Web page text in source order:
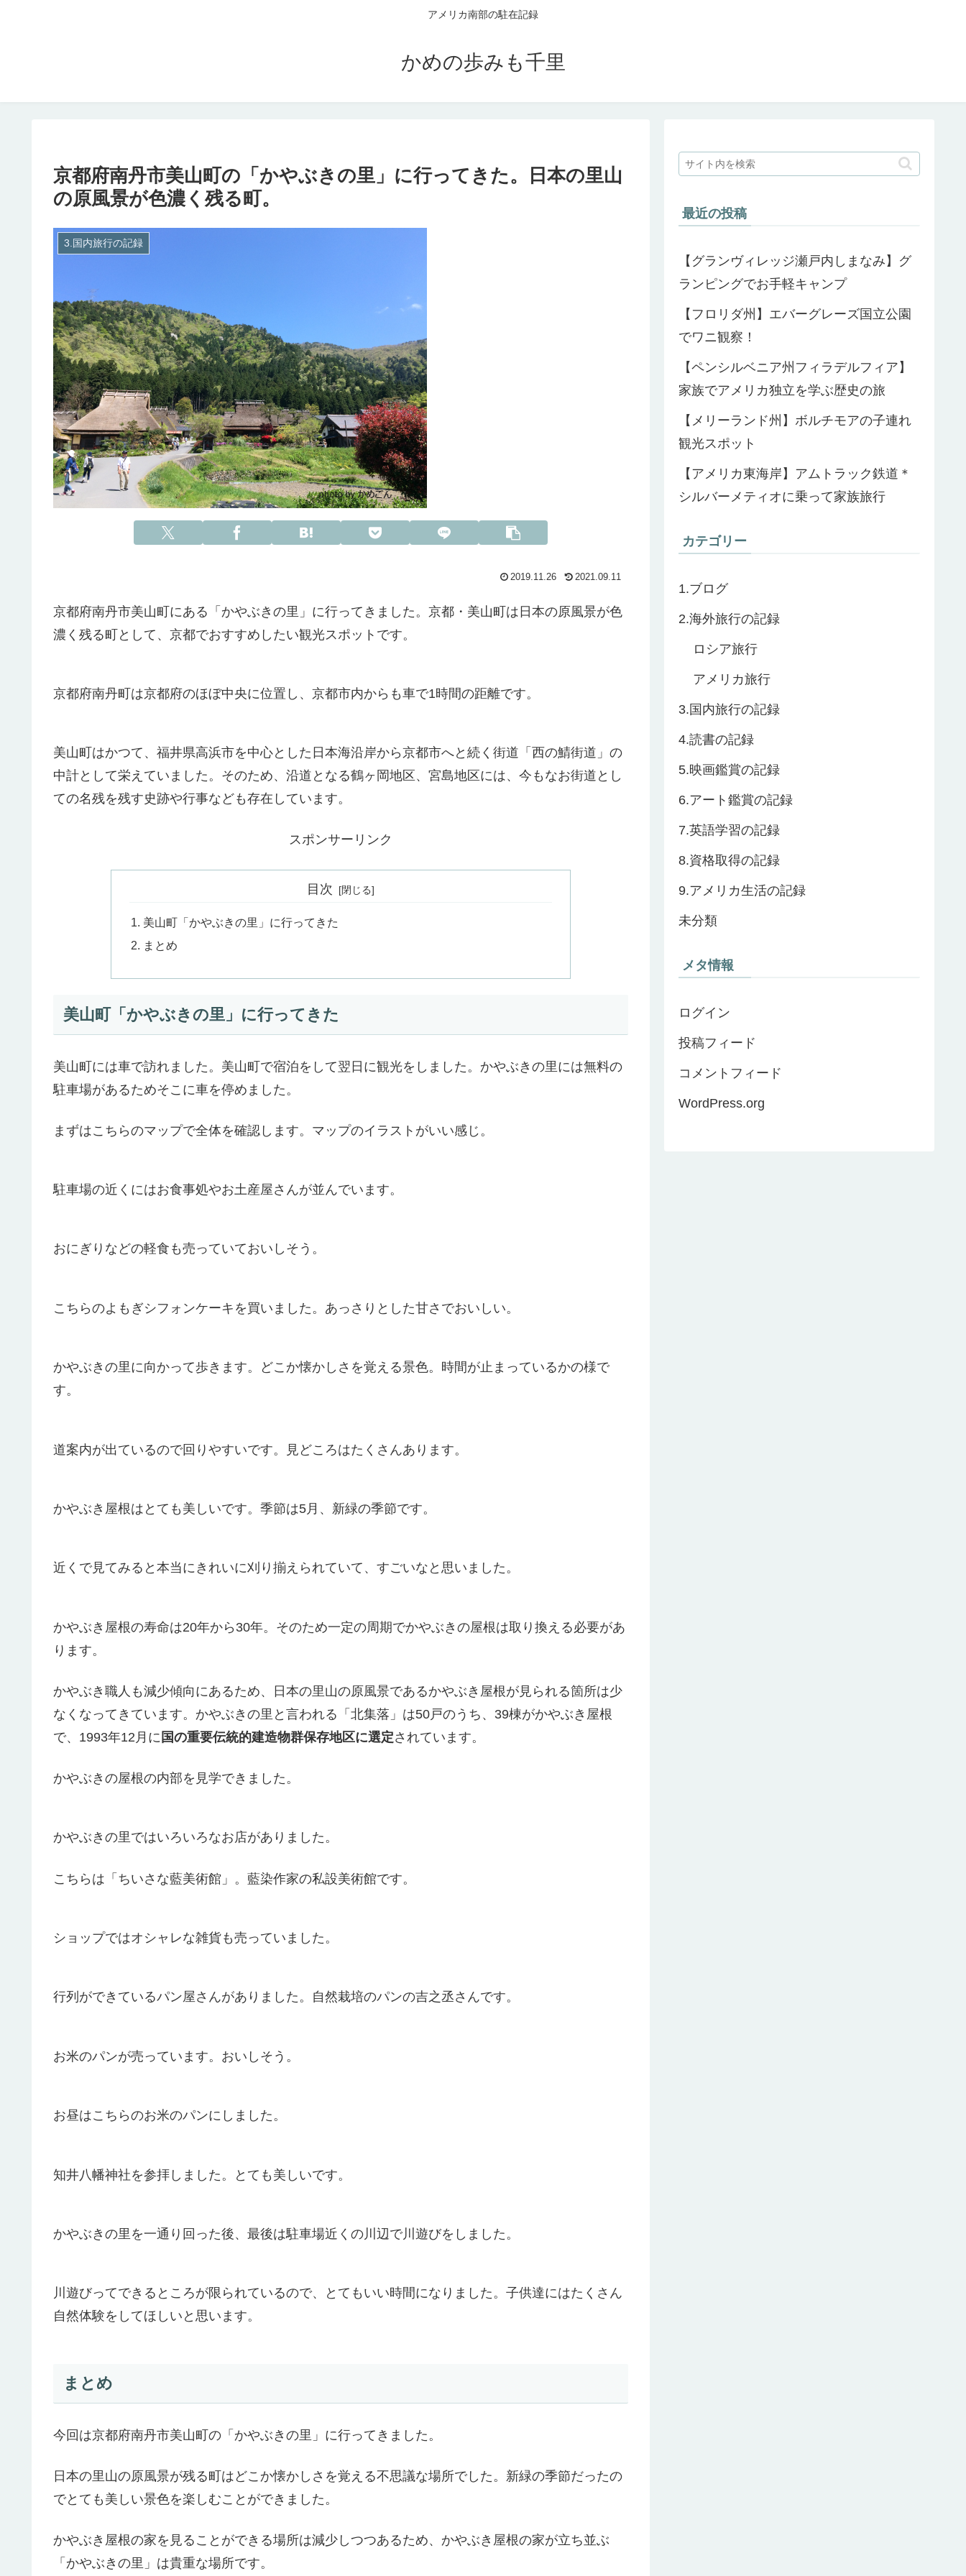
アメリカ南部の駐在記録
かめの歩みも千里
京都府南丹市美山町の「かやぶきの里」に行ってきた。日本の里山
の原風景が色濃く残る町。
3.国内旅行の記録
2019.11.26 2021.09.11
京都府南丹市美山町にある「かやぶきの里」に行ってきました。京都・美山町は日本の原風景が色
濃く残る町として、京都でおすすめしたい観光スポットです。
京都府南丹町は京都府のほぼ中央に位置し、京都市内からも車で1時間の距離です。
美山町はかつて、福井県高浜市を中心とした日本海沿岸から京都市へと続く街道「西の鯖街道」の
中計として栄えていました。そのため、沿道となる鶴ヶ岡地区、宮島地区には、今もなお街道とし
ての名残を残す史跡や行事なども存在しています。
スポンサーリンク
目次
美山町「かやぶきの里」に行ってきた
まとめ
美山町「かやぶきの里」に行ってきた
美山町には車で訪れました。美山町で宿泊をして翌日に観光をしました。かやぶきの里には無料の
駐車場があるためそこに車を停めました。
まずはこちらのマップで全体を確認します。マップのイラストがいい感じ。
駐車場の近くにはお食事処やお土産屋さんが並んでいます。
おにぎりなどの軽食も売っていておいしそう。
こちらのよもぎシフォンケーキを買いました。あっさりとした甘さでおいしい。
かやぶきの里に向かって歩きます。どこか懐かしさを覚える景色。時間が止まっているかの様で
す。
道案内が出ているので回りやすいです。見どころはたくさんあります。
かやぶき屋根はとても美しいです。季節は5月、新緑の季節です。
近くで見てみると本当にきれいに刈り揃えられていて、すごいなと思いました。
かやぶき屋根の寿命は20年から30年。そのため一定の周期でかやぶきの屋根は取り換える必要があ
ります。
かやぶき職人も減少傾向にあるため、日本の里山の原風景であるかやぶき屋根が見られる箇所は少
なくなってきています。かやぶきの里と言われる「北集落」は50戸のうち、39棟がかやぶき屋根
で、1993年12月に 国の重要伝統的建造物群保存地区に選定されています。
かやぶきの屋根の内部を見学できました。
かやぶきの里ではいろいろなお店がありました。
こちらは「ちいさな藍美術館」。藍染作家の私設美術館です。
ショップではオシャレな雑貨も売っていました。
行列ができているパン屋さんがありました。自然栽培のパンの吉之丞さんです。
お米のパンが売っています。おいしそう。
お昼はこちらのお米のパンにしました。
知井八幡神社を参拝しました。とても美しいです。
かやぶきの里を一通り回った後、最後は駐車場近くの川辺で川遊びをしました。
川遊びってできるところが限られているので、とてもいい時間になりました。子供達にはたくさん
自然体験をしてほしいと思います。
まとめ
今回は京都府南丹市美山町の「かやぶきの里」に行ってきました。
日本の里山の原風景が残る町はどこか懐かしさを覚える不思議な場所でした。新緑の季節だったの
でとても美しい景色を楽しむことができました。
かやぶき屋根の家を見ることができる場所は減少しつつあるため、かやぶき屋根の家が立ち並ぶ
「かやぶきの里」は貴重な場所です。
最近の投稿
【グランヴィレッジ瀬戸内しまなみ】グ
ランピングでお手軽キャンプ
【フロリダ州】エバーグレーズ国立公園
でワニ観察！
【ペンシルベニア州フィラデルフィア】
家族でアメリカ独立を学ぶ歴史の旅
【メリーランド州】ボルチモアの子連れ
観光スポット
【アメリカ東海岸】アムトラック鉄道＊
シルバーメティオに乗って家族旅行
カテゴリー
1.ブログ
2.海外旅行の記録
ロシア旅行
アメリカ旅行
3.国内旅行の記録
4.読書の記録
5.映画鑑賞の記録
6.アート鑑賞の記録
7.英語学習の記録
8.資格取得の記録
9.アメリカ生活の記録
未分類
メタ情報
ログイン
投稿フィード
コメントフィード
WordPress.org